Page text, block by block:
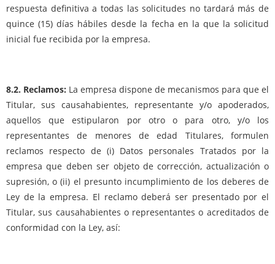
respuesta definitiva a todas las solicitudes no tardará más de
quince (15) días hábiles desde la fecha en la que la solicitud
inicial fue recibida por la empresa.
8.2. Reclamos: La empresa dispone de mecanismos para que el
Titular, sus causahabientes, representante y/o apoderados,
aquellos que estipularon por otro o para otro, y/o los
representantes de menores de edad Titulares, formulen
reclamos respecto de (i) Datos personales Tratados por la
empresa que deben ser objeto de corrección, actualización o
supresión, o (ii) el presunto incumplimiento de los deberes de
Ley de la empresa. El reclamo deberá ser presentado por el
Titular, sus causahabientes o representantes o acreditados de
conformidad con la Ley, así: